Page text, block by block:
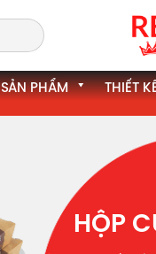
SẢN PHẨM THIẾT
HỘP